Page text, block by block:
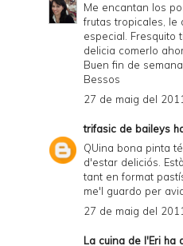
Me encantan los
frutas tropicales, le
especial. Fresquito
delicia comerlo
Buen fin de
Bessos
27 de maig del
trifasic de baileys
QUina bona pinta
d'estar deliciós.
tant en format
me'l guardo per
27 de maig del
La cuina de l'Eri ha